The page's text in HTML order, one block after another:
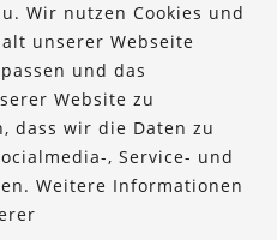
Wir nutzen Cookies und
unserer Webseite
und das
Website zu
dass wir die Daten zu
, Service- und
Weitere Informationen